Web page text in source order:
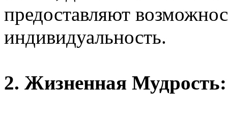
предоставляют
индивидуальность.
2. Жизненная Мудрость: